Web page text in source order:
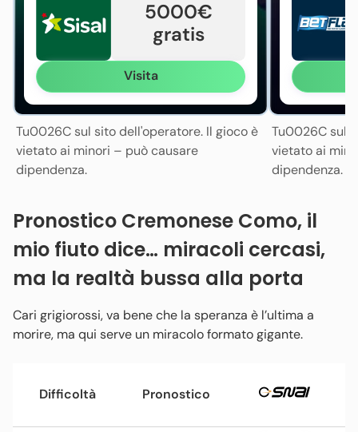
5000€
gratis
Visita
Tu0026C sul sito dell'operatore. Il gioco è
vietato ai minori – può causare
dipendenza.
Tu0026C sul
vietato ai
dipendenza.
Pronostico Cremonese Como, il
mio fiuto dice… miracoli cercasi,
ma la realtà bussa alla porta
Cari grigiorossi, va bene che la speranza è l’ultima a
morire, ma qui serve un miracolo formato gigante.
Difficoltà Pronostico